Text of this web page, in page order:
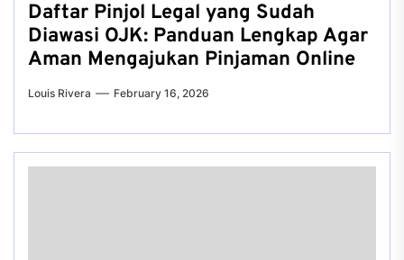
Daftar Pinjol Legal yang Sudah
Diawasi OJK: Panduan Lengkap Agar
Aman Mengajukan Pinjaman Online
Louis Rivera February 16, 2026